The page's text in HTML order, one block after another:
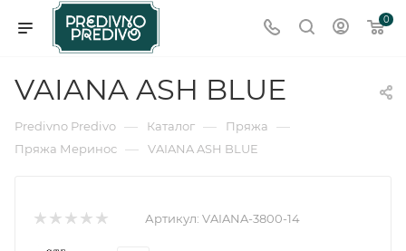
0
VAIANA ASH BLUE
Predivno Predivo — Каталог — Пряжа —
Пряжа Меринос — VAIANA ASH BLUE
Артикул: VAIANA-3800-14